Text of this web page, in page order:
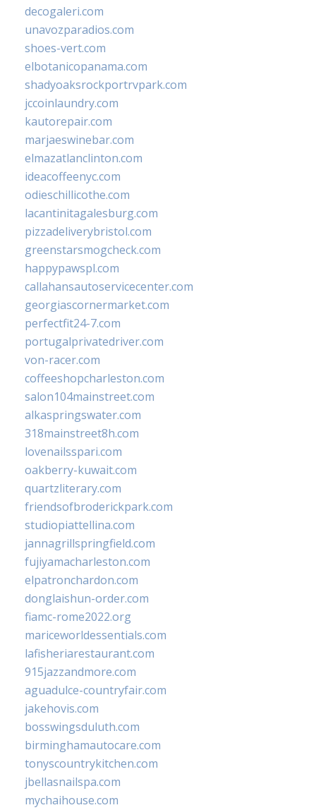
decogaleri.com
unavozparadios.com
shoes-vert.com
elbotanicopanama.com
shadyoaksrockportrvpark.com
jccoinlaundry.com
kautorepair.com
marjaeswinebar.com
elmazatlanclinton.com
ideacoffeenyc.com
odieschillicothe.com
lacantinitagalesburg.com
pizzadeliverybristol.com
greenstarsmogcheck.com
happypawspl.com
callahansautoservicecenter.com
georgiascornermarket.com
perfectfit24-7.com
portugalprivatedriver.com
von-racer.com
coffeeshopcharleston.com
salon104mainstreet.com
alkaspringswater.com
318mainstreet8h.com
lovenailsspari.com
oakberry-kuwait.com
quartzliterary.com
friendsofbroderickpark.com
studiopiattellina.com
jannagrillspringfield.com
fujiyamacharleston.com
elpatronchardon.com
donglaishun-order.com
fiamc-rome2022.org
mariceworldessentials.com
lafisheriarestaurant.com
915jazzandmore.com
aguadulce-countryfair.com
jakehovis.com
bosswingsduluth.com
birminghamautocare.com
tonyscountrykitchen.com
jbellasnailspa.com
mychaihouse.com